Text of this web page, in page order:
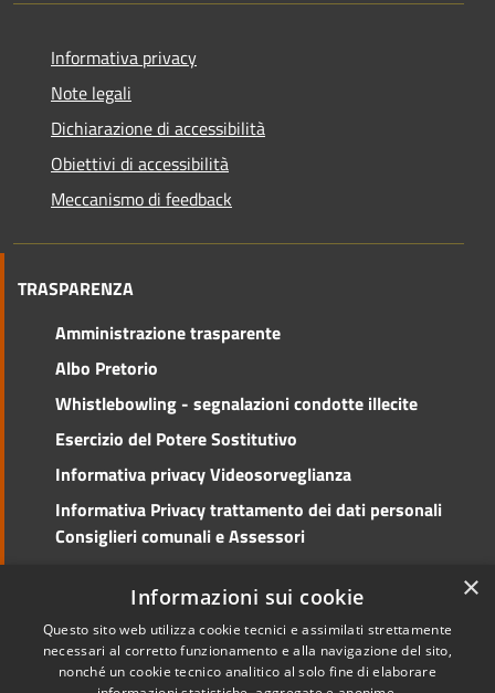
Informativa privacy
Note legali
Dichiarazione di accessibilità
Obiettivi di accessibilità
Meccanismo di feedback
TRASPARENZA
Amministrazione trasparente
Albo Pretorio
Whistlebowling - segnalazioni condotte illecite
Esercizio del Potere Sostitutivo
Informativa privacy Videosorveglianza
Informativa Privacy trattamento dei dati personali
Consiglieri comunali e Assessori
Copyright © 2026 • Comune di
×
Informazioni sui cookie
Questo sito web utilizza cookie tecnici e assimilati strettamente
necessari al corretto funzionamento e alla navigazione del sito,
nonché un cookie tecnico analitico al solo fine di elaborare